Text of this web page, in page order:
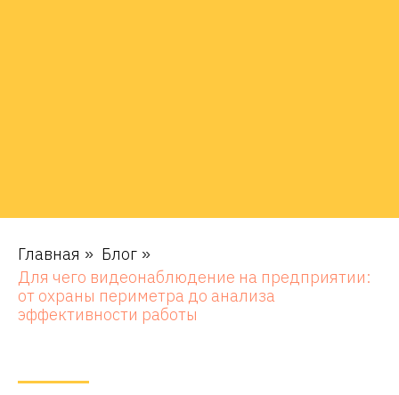
Главная » Блог »
Для чего видеонаблюдение на предприятии:
от охраны периметра до анализа
эффективности работы